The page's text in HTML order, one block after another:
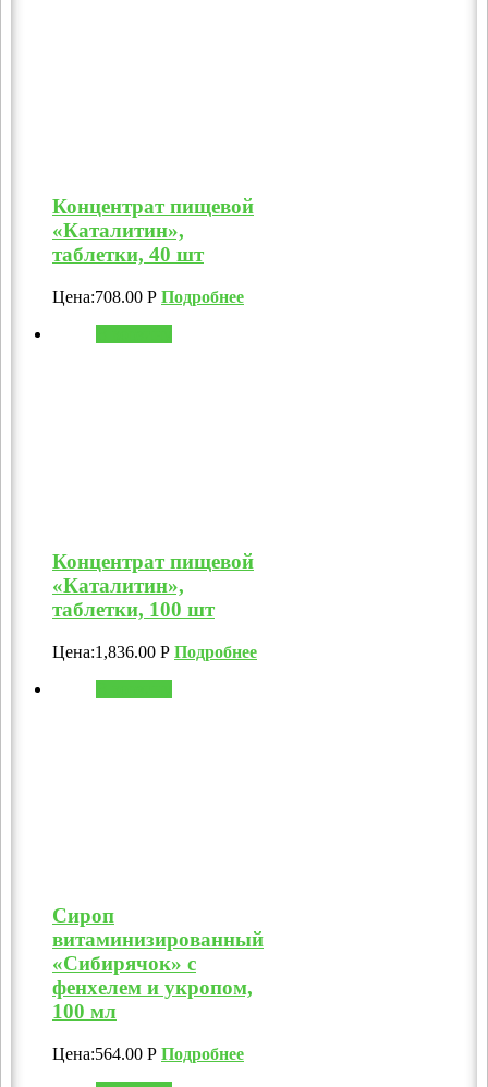
Концентрат пищевой
«Каталитин»,
таблетки, 40 шт
Цена:708.00 Р Подробнее
Концентрат пищевой
«Каталитин»,
таблетки, 100 шт
Цена:1,836.00 Р Подробнее
Сироп
витаминизированный
«Сибирячок» с
фенхелем и укропом,
100 мл
Цена:564.00 Р Подробнее